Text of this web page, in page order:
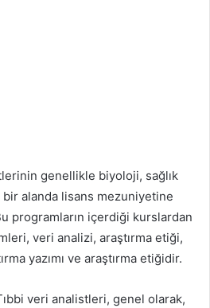
genellikle biyoloji, sağlık
alanda lisans mezuniyetine
programların içerdiği kurslardan
veri analizi, araştırma etiği,
yazımı ve araştırma etiğidir.
veri analistleri, genel olarak,